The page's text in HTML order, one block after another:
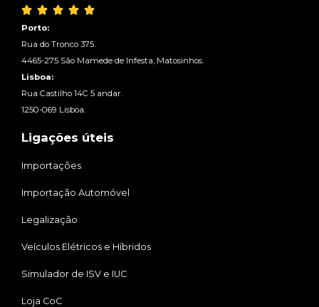
    
Porto:
Rua do Tronco 375.
4465-275 São Mamede de Infesta, Matosinhos.
Lisboa:
Rua Castilho 14C 5 andar.
1250-069 Lisboa.
Ligações úteis
Importações
Importação Automóvel
Legalização
Veículos Elétricos e Híbridos
Simulador de ISV e IUC
Loja CoC